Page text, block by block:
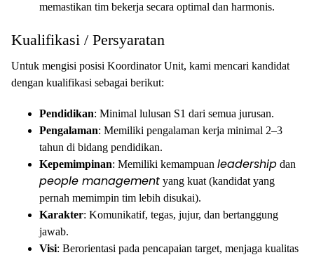
memastikan tim bekerja secara optimal dan harmonis.
Kualifikasi / Persyaratan
Untuk mengisi posisi Koordinator Unit, kami mencari kandidat
dengan kualifikasi sebagai berikut:
Pendidikan: Minimal lulusan S1 dari semua jurusan.
Pengalaman: Memiliki pengalaman kerja minimal 2–3
tahun di bidang pendidikan.
Kepemimpinan: Memiliki kemampuan leadership dan
people management yang kuat (kandidat yang
pernah memimpin tim lebih disukai).
Karakter: Komunikatif, tegas, jujur, dan bertanggung
jawab.
Visi: Berorientasi pada pencapaian target, menjaga kualitas